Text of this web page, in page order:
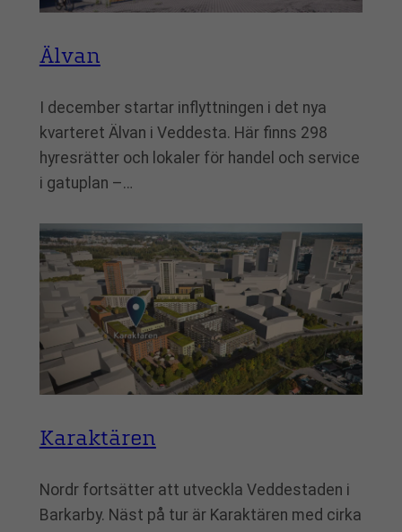
Älvan
I december startar inflyttningen i det nya
kvarteret Älvan i Veddesta. Här finns 298
hyresrätter och lokaler för handel och service
i gatuplan –…
Karaktären
Nordr fortsätter att utveckla Veddestaden i
Barkarby. Näst på tur är Karaktären med cirka